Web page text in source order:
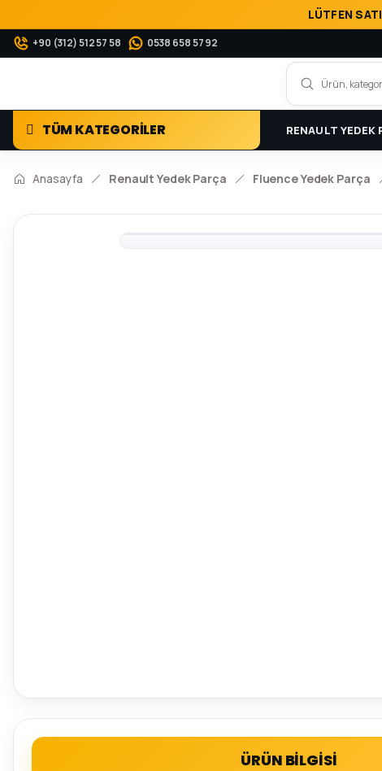
LÜTFEN
+90 (312) 512 57 58 0538 658 57 92
TÜM KATEGORİLER RENAULT YEDEK
Anasayfa Renault Yedek Parça Fluence Yedek Parça
ÜRÜN BİLGİSİ